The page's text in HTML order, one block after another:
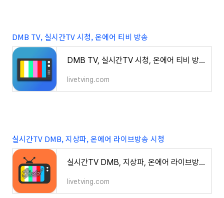
DMB TV, 실시간TV 시청, 온에어 티비 방송
DMB TV, 실시간TV 시청, 온에어 티비 방송
livetving.com
실시간TV DMB, 지상파, 온에어 라이브방송 시청
실시간TV DMB, 지상파, 온에어 라이브방송 시청
livetving.com